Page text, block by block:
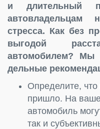
и длительный
автовладельцам
стресса. Как без
выгодой
автомобилем?
дельные
Определите,
пришло. На
автомобиль
так и